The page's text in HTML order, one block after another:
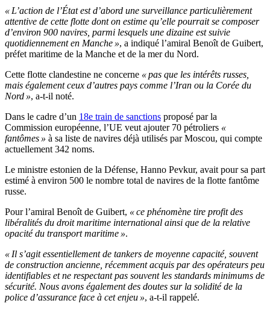
« L’action de l’État est d’abord une surveillance particulièrement
attentive de cette flotte dont on estime qu’elle pourrait se composer
d’environ 900 navires, parmi lesquels une dizaine est suivie
quotidiennement en Manche », a indiqué l’amiral Benoît de Guibert,
préfet maritime de la Manche et de la mer du Nord.
Cette flotte clandestine ne concerne « pas que les intérêts russes,
mais également ceux d’autres pays comme l’Iran ou la Corée du
Nord », a-t-il noté.
Dans le cadre d’un 18e train de sanctions proposé par la
Commission européenne, l’UE veut ajouter 70 pétroliers «
fantômes » à sa liste de navires déjà utilisés par Moscou, qui compte
actuellement 342 noms.
Le ministre estonien de la Défense, Hanno Pevkur, avait pour sa part
estimé à environ 500 le nombre total de navires de la flotte fantôme
russe.
Pour l’amiral Benoît de Guibert, « ce phénomène tire profit des
libéralités du droit maritime international ainsi que de la relative
opacité du transport maritime ».
« Il s’agit essentiellement de tankers de moyenne capacité, souvent
de construction ancienne, récemment acquis par des opérateurs peu
identifiables et ne respectant pas souvent les standards minimums de
sécurité. Nous avons également des doutes sur la solidité de la
police d’assurance face à cet enjeu », a-t-il rappelé.